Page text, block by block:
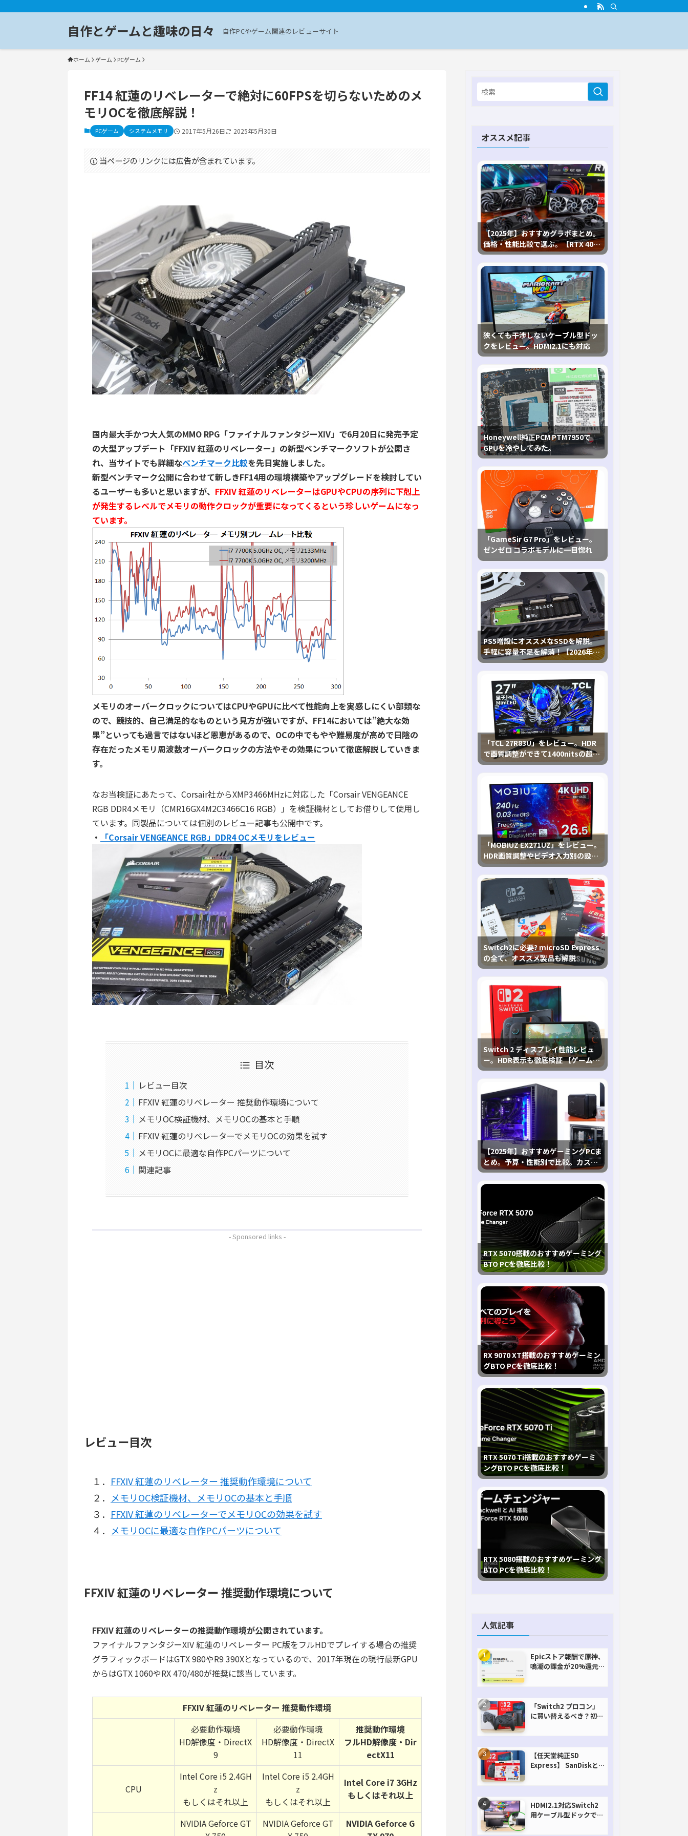
自作とゲームと趣味の日々 自作PCやゲーム関連のレビューサイト
ホーム ゲーム PCゲーム
FF14 紅蓮のリベレーターで絶対に60FPSを切らないためのメ
モリOCを徹底解説！
PCゲーム システムメモリ 2017年5月26日 2025年5月30日
当ページのリンクには広告が含まれています。
国内最大手かつ大人気のMMO RPG「ファイナルファンタジーXIV」で6月20日に発売予定
の大型アップデート「FFXIV 紅蓮のリベレーター」の新型ベンチマークソフトが公開さ
れ、当サイトでも詳細なベンチマーク比較を先日実施しました。
新型ベンチマーク公開に合わせて新しきFF14用の環境構築やアップグレードを検討してい
るユーザーも多いと思いますが、 FFXIV 紅蓮のリベレーターはGPUやCPUの序列に下剋上
が発生するレベルでメモリの動作クロックが重要になってくるという珍しいゲームになっ
ています。
メモリのオーバークロックについてはCPUやGPUに比べて性能向上を実感しにくい部類な
ので、競技的、自己満足的なものという見方が強いですが、FF14においては”絶大な効
果”といっても過言ではないほど恩恵があるので、OCの中でもやや難易度が高めで日陰の
存在だったメモリ周波数オーバークロックの方法やその効果について徹底解説していきま
す。
なお当検証にあたって、Corsair社からXMP3466MHzに対応した「Corsair VENGEANCE
RGB DDR4メモリ（CMR16GX4M2C3466C16 RGB）」を検証機材としてお借りして使用し
ています。同製品については個別のレビュー記事も公開中です。
・
「Corsair VENGEANCE RGB」DDR4 OCメモリをレビュー
目次
レビュー目次
FFXIV 紅蓮のリベレーター 推奨動作環境について
メモリOC検証機材、メモリOCの基本と手順
FFXIV 紅蓮のリベレーターでメモリOCの効果を試す
メモリOCに最適な自作PCパーツについて
関連記事
- Sponsored links -
レビュー目次
１． FFXIV 紅蓮のリベレーター 推奨動作環境について
２． メモリOC検証機材、メモリOCの基本と手順
３． FFXIV 紅蓮のリベレーターでメモリOCの効果を試す
４． メモリOCに最適な自作PCパーツについて
FFXIV 紅蓮のリベレーター 推奨動作環境について
FFXIV 紅蓮のリベレーターの推奨動作環境が公開されています。
ファイナルファンタジーXIV 紅蓮のリベレーター PC版をフルHDでプレイする場合の推奨
グラフィックボードはGTX 980やR9 390Xとなっているので、2017年現在の現行最新GPU
からはGTX 1060やRX 470/480が推奨に該当しています。
FFXIV 紅蓮のリベレーター 推奨動作環境
必要動作環境
HD解像度・DirectX
9
必要動作環境
HD解像度・DirectX
11
推奨動作環境
フルHD解像度・Dir
ectX11
CPU
Intel Core i5 2.4GH
z
もしくはそれ以上
Intel Core i5 2.4GH
z
もしくはそれ以上
Intel Core i7 3GHz
もしくはそれ以上
NVIDIA Geforce GT
NVIDIA Geforce GT
NVIDIA Geforce G
オススメ記事
【2025年】おすすめグラボまとめ。
価格・性能比較で選ぶ。【RTX 40,
RX 7000各種に対応】
狭くても干渉しないケーブル型ドッ
クをレビュー。HDMI2.1にも対応
Honeywell純正PCM PTM7950で
GPUを冷やしてみた。
「GameSir G7 Pro」をレビュー。
ゼンゼロ コラボモデルに一目惚れ
PS5増設にオススメなSSDを解説。
手軽に容量不足を解消！【2026年最
新、PS5 Proにも対応】
「TCL 27R83U」をレビュー。HDR
で画質調整ができて1400nitsの超高
輝度も発揮！
「MOBIUZ EX271UZ」をレビュー。
HDR画質調整やビデオ入力別の設定
が可能な4K有機ELゲーミングモニタ
を徹底検証
Switch2に必要? microSD Express
の全て、オススメ製品も解説
Switch 2 ディスプレイ性能レビュ
ー。HDR表示も徹底検証 【ゲームに
おけるHDRの未来を切り開く1台！】
【2025年】おすすめゲーミングPCま
とめ。予算・性能別で比較。カスタ
マイズ指南も
RTX 5070搭載のおすすめゲーミング
BTO PCを徹底比較！
RX 9070 XT搭載のおすすめゲーミン
グBTO PCを徹底比較！
RTX 5070 Ti搭載のおすすめゲーミ
ングBTO PCを徹底比較！
RTX 5080搭載のおすすめゲーミング
BTO PCを徹底比較！
人気記事
Epicストア報酬で原神、
鳴潮の課金が20%還元
「Switch2 プロコン」
に買い替えるべき？初代
【任天堂純正SD
Express】 SanDiskと
HDMI2.1対応Switch2
用ケーブル型ドックで省